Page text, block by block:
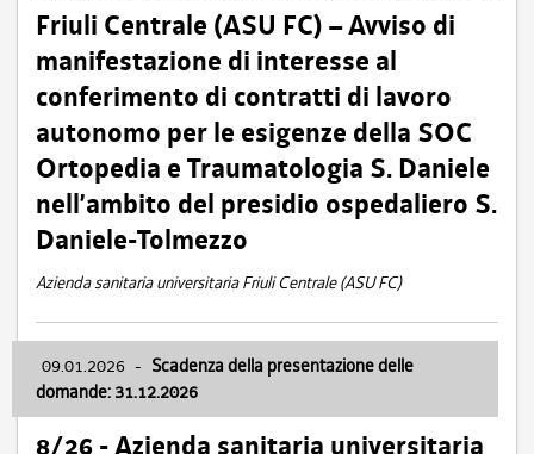
Friuli Centrale (ASU FC) – Avviso di
manifestazione di interesse al
conferimento di contratti di lavoro
autonomo per le esigenze della SOC
Ortopedia e Traumatologia S. Daniele
nell’ambito del presidio ospedaliero S.
Daniele-Tolmezzo
Azienda sanitaria universitaria Friuli Centrale (ASU FC)
09.01.2026 - Scadenza della presentazione delle
domande: 31.12.2026
8/26 - Azienda sanitaria universitaria